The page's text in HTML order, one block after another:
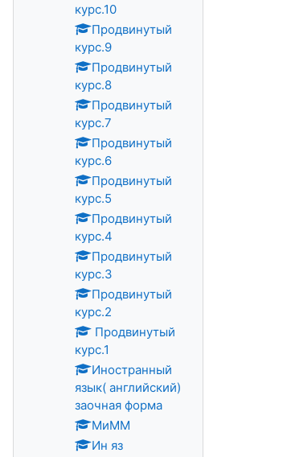
курс.10
Продвинутый
курс.9
Продвинутый
курс.8
Продвинутый
курс.7
Продвинутый
курс.6
Продвинутый
курс.5
Продвинутый
курс.4
Продвинутый
курс.3
Продвинутый
курс.2
Продвинутый
курс.1
Иностранный
язык( английский)
заочная форма
МиММ
Ин яз